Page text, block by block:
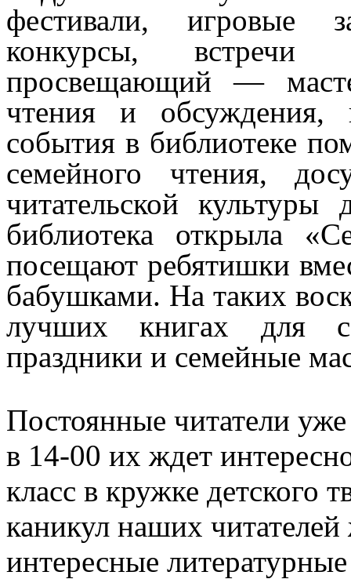
фестивали, игровые
конкурсы,
просвещающий —
чтения и обсуждения,
события в библиотеке
семейного чтения,
читательской
библиотека открыла
посещают ребятишки
бабушками. На таких
лучших книгах для
праздники и семейные
Постоянные читатели
в 14-00 их ждет
класс в кружке детского
каникул наших
интересные